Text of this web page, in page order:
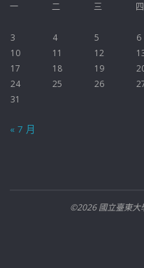
一
二 三 四
3
4 5 6
10
11 12
17
18 19
24
25 26
31
« 7 月
©2026 國立臺東大